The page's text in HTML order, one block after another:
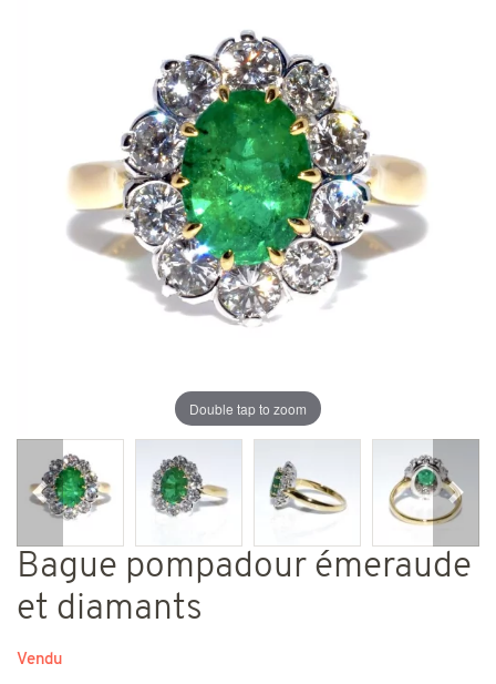
Double tap to zoom
Précédent
Bague pompadour émeraude
et diamants
Vendu